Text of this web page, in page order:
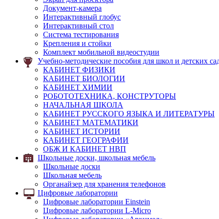
Документ-камера
Интерактивный глобус
Интерактивный стол
Система тестирования
Крепления и стойки
Комплект мобильной видеостудии
Учебно-методические пособия для школ и детских
КАБИНЕТ ФИЗИКИ
КАБИНЕТ БИОЛОГИИ
КАБИНЕТ ХИМИИ
РОБОТОТЕХНИКА, КОНСТРУТОРЫ
НАЧАЛЬНАЯ ШКОЛА
КАБИНЕТ РУССКОГО ЯЗЫКА И ЛИТЕРАТУРЫ
КАБИНЕТ МАТЕМАТИКИ
КАБИНЕТ ИСТОРИИ
КАБИНЕТ ГЕОГРАФИИ
ОБЖ И КАБИНЕТ НВП
Школьные доски, школьная мебель
Школьные доски
Школьная мебель
Органайзер для хранения телефонов
Цифровые лаборатории
Цифровые лаборатории Einstein
Цифровые лаборатории L-Micro